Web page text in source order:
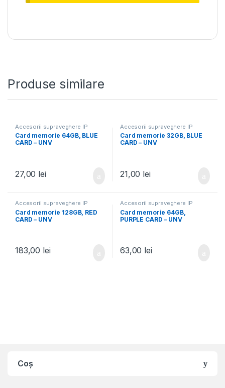
Produse similare
Accesorii supraveghere IP
Card memorie 64GB, BLUE
CARD – UNV
27,00 lei
Accesorii supraveghere IP
Card memorie 32GB, BLUE
CARD – UNV
21,00 lei
Accesorii supraveghere IP
Card memorie 128GB, RED
CARD – UNV
183,00 lei
Accesorii supraveghere IP
Card memorie 64GB,
PURPLE CARD – UNV
63,00 lei
Coș